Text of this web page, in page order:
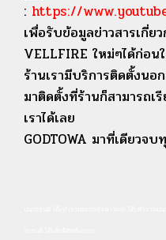
: https://
เพื่อรับข้อมูลข่าวสารเกี่
VELLFIRE ใหม่ๆได้ก่อน
ร้านเรามีบริการติดตั้งนอ
มาติดตั้งที่ร้านก็สามารถเ
เราได้เลย
GODTOWA มาที่เดียวจบ